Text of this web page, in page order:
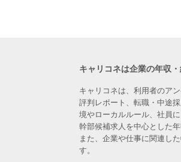
キャリコネは企業の年収
キャリコネは、利用者のア
評判レポート、転職・中途
境やローカルルール、社員
幹部候補求人を中心とした
また、企業や仕事に関連し
す。